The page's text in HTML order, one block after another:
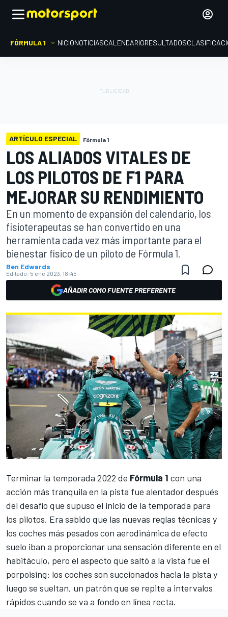
FÓRMULA 1 INICIONOTICIASCALENDARIORESULTADOS
ARTÍCULO ESPECIAL Fórmula 1
LOS ALIADOS VITALES DE
LOS PILOTOS DE F1 PARA
MEJORAR SU RENDIMIENTO
En un momento de expansión del calendario, los
fisioterapeutas se han convertido en una
herramienta cada vez más importante para el
bienestar físico de un piloto de Fórmula 1.
Ben Edwards
Editado: 5 ene 2023, 18:45
AÑADIR COMO FUENTE PREFERENTE
Terminar la temporada 2022 de Fórmula 1 con una
acción más tranquila en la pista fue alentador después
del desafío que supuso el inicio de la temporada para
los pilotos. Era sabido que las nuevas reglas técnicas y
los coches más pesados con aerodinámica de efecto
suelo iban a proporcionar una sensación diferente en el
habitáculo, pero el aspecto que saltó a la vista fue el
porpoising: los coches son succionados hacia la pista y
luego se sueltan, un patrón que se repite a intervalos
rápidos cuando se va a fondo en línea recta.